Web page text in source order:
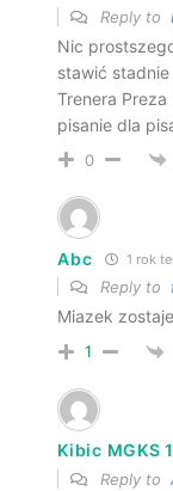
Reply to
Nic
stawić
Trenera
pisanie dla
0
Abc 1 rok
Reply to
Miazek
1
Kibic MGKS 1
Reply to